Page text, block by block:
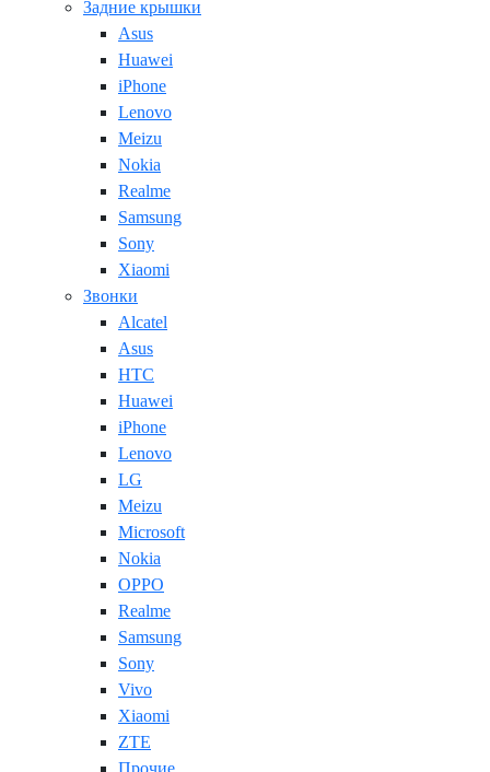
Задние крышки
Asus
Huawei
iPhone
Lenovo
Meizu
Nokia
Realme
Samsung
Sony
Xiaomi
Звонки
Alcatel
Asus
HTC
Huawei
iPhone
Lenovo
LG
Meizu
Microsoft
Nokia
OPPO
Realme
Samsung
Sony
Vivo
Xiaomi
ZTE